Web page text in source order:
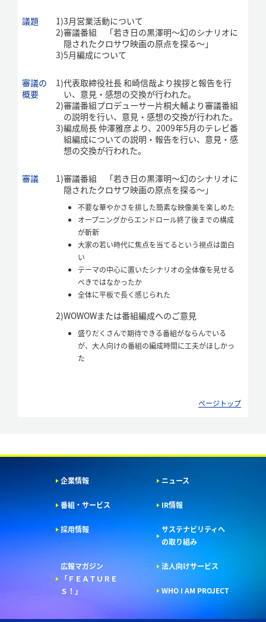
議題 1)3月営業活動について
2)審議番組 「若き日の黒澤明～幻のシナリオに
隠されたクロサワ映画の原点を探る～」
3)5月編成について
審議の
概要
1)代表取締役社長 和崎信哉より挨拶と報告を行
い、意見・感想の交換が行われた。
2)審議番組プロデューサー片桐大輔より審議番組
の説明を行い、意見・感想の交換が行われた。
3)編成局長 仲澤雅彦より、2009年5月のテレビ番
組編成についての説明・報告を行い、意見・感
想の交換が行われた。
審議 1)審議番組 「若き日の黒澤明～幻のシナリオに
隠されたクロサワ映画の原点を探る～」
不要な華やかさを排した簡素な映像美を楽しめた
オープニングからエンドロール終了後までの構成
が斬新
大家の若い時代に焦点を当てるという視点は面白
い
テーマの中心に置いたシナリオの全体像を見せる
べきではなかったか
全体に平板で長く感じられた
2)WOWOWまたは番組編成へのご意見
盛りだくさんで期待できる番組がならんでいる
が、大人向けの番組の編成時間に工夫がほしかっ
た
ページトップ
企業情報 ニュース
番組・サービス IR情報
採用情報
サステナビリティへ
の取り組み
広報マガジン
「ＦＥＡＴＵＲＥ
Ｓ！」
法人向けサービス
WHO I AM PROJECT